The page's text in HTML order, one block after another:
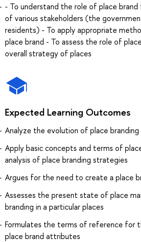
- To understand the role of place
of various stakeholders (the
residents) - To apply appropriate
place brand - To assess the role of
overall strategy of places
Expected Learning Outcomes
Analyze the evolution of place branding
Apply basic concepts and terms of
analysis of place branding strategies
Argues for the need to create a place
Assesses the present state of place
branding in a particular places
Formulates the terms of reference for
place brand attributes